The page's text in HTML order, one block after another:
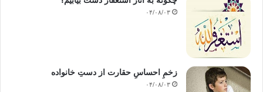
۰۴/۰۸/۰۳
زخمِ احساسِ حقارت از دستِ خانواده
۰۴/۰۸/۰۳